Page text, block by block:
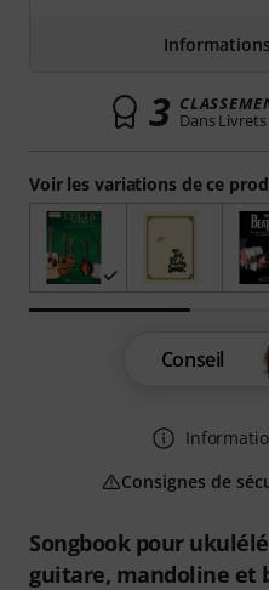
Songbook pour
guitare, mandoline et
Voir les variations de ce
3 Dans
Conseil
Consignes de